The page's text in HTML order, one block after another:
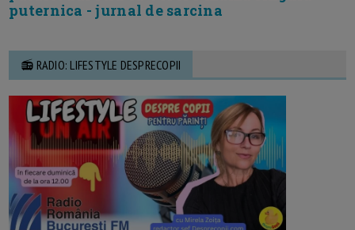
puternica - jurnal de sarcina
📻 RADIO: LIFESTYLE DESPRECOPII